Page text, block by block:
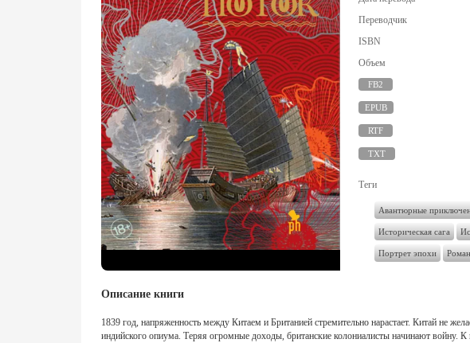
Переводчик
ISBN
Объем
FB2
EPUB
RTF
TXT
Теги
Авантюрные
Историческая сага
Портрет эпохи
Описание книги
1839 год, напряженность между Китаем и Британией стремительно нарастает. Китай не
индийского опиума. Теряя огромные доходы, британские колониалисты начинают войну. К